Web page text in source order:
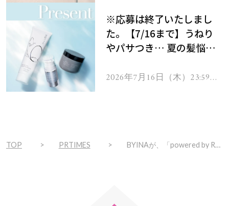
※応募は終了いたしまし
た。【7/16まで】うねり
やパサつき… 夏の髪悩み
ムを13名様にプレゼン
2026年7月16日（木）23:59ま
TOP PRTIMES BYINAが、「powered by Re/U」ブランドで新たにサロンのフランチャイズ事業を開始